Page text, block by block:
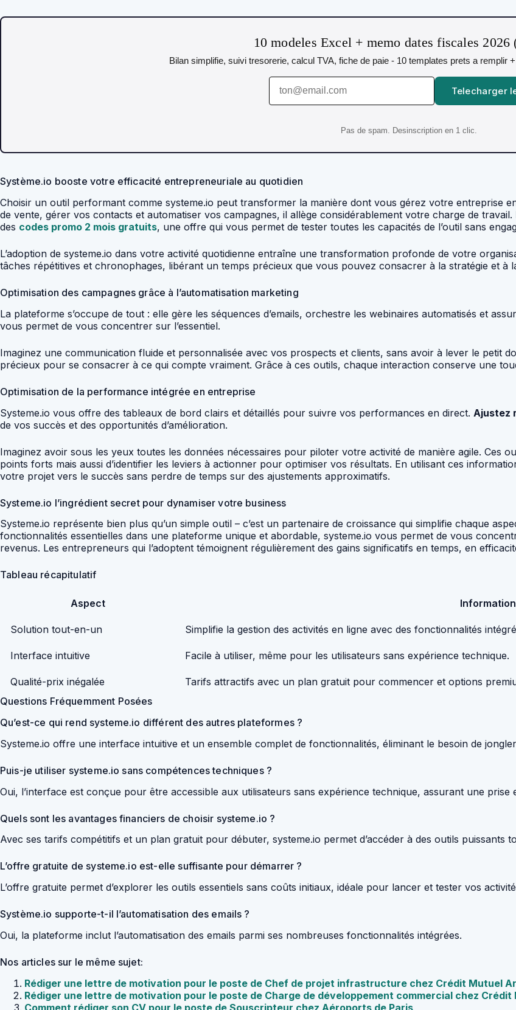
10 modeles Excel + memo dates fiscales 2026
Bilan simplifie, suivi tresorerie, calcul TVA, fiche de paie - 10 templates prets a remplir
Telecharger
Pas de spam. Desinscription en 1 clic.
Système.io booste votre efficacité entrepreneuriale au quotidien
Choisir un outil performant comme systeme.io peut transformer la manière dont vous gérez votre entreprise
de vente, gérer vos contacts et automatiser vos campagnes, il allège considérablement votre charge de
des codes promo 2 mois gratuits, une offre qui vous permet de tester toutes les capacités de l’outil sans
L’adoption de systeme.io dans votre activité quotidienne entraîne une transformation profonde de votre
tâches répétitives et chronophages, libérant un temps précieux que vous pouvez consacrer à la stratégie et à
Optimisation des campagnes grâce à l’automatisation marketing
La plateforme s’occupe de tout : elle gère les séquences d’emails, orchestre les webinaires automatisés et
vous permet de vous concentrer sur l’essentiel.
Imaginez une communication fluide et personnalisée avec vos prospects et clients, sans avoir à lever le petit
précieux pour se consacrer à ce qui compte vraiment. Grâce à ces outils, chaque interaction conserve une
Optimisation de la performance intégrée en entreprise
Systeme.io vous offre des tableaux de bord clairs et détaillés pour suivre vos performances en direct. Ajustez
de vos succès et des opportunités d’amélioration.
Imaginez avoir sous les yeux toutes les données nécessaires pour piloter votre activité de manière agile. Ces
points forts mais aussi d’identifier les leviers à actionner pour optimiser vos résultats. En utilisant ces
votre projet vers le succès sans perdre de temps sur des ajustements approximatifs.
Systeme.io l’ingrédient secret pour dynamiser votre business
Systeme.io représente bien plus qu’un simple outil – c’est un partenaire de croissance qui simplifie chaque
fonctionnalités essentielles dans une plateforme unique et abordable, systeme.io vous permet de vous
revenus. Les entrepreneurs qui l’adoptent témoignent régulièrement des gains significatifs en temps, en
Tableau récapitulatif
Aspect
Solution tout-en-un Simplifie la gestion des activités en ligne avec des fonctionnalités
Interface intuitive Facile à utiliser, même pour les utilisateurs sans expérience technique.
Qualité-prix inégalée
Tarifs attractifs avec un plan gratuit pour commencer et options
Questions Fréquemment Posées
Qu’est-ce qui rend systeme.io différent des autres plateformes ?
Systeme.io offre une interface intuitive et un ensemble complet de fonctionnalités, éliminant le besoin de
Puis-je utiliser systeme.io sans compétences techniques ?
Oui, l’interface est conçue pour être accessible aux utilisateurs sans expérience technique, assurant une prise
Quels sont les avantages financiers de choisir systeme.io ?
Avec ses tarifs compétitifs et un plan gratuit pour débuter, systeme.io permet d’accéder à des outils puissants
L’offre gratuite de systeme.io est-elle suffisante pour démarrer ?
L’offre gratuite permet d’explorer les outils essentiels sans coûts initiaux, idéale pour lancer et tester vos
Système.io supporte-t-il l’automatisation des emails ?
Oui, la plateforme inclut l’automatisation des emails parmi ses nombreuses fonctionnalités intégrées.
Nos articles sur le même sujet:
Rédiger une lettre de motivation pour le poste de Chef de projet infrastructure chez Crédit Mutuel
Rédiger une lettre de motivation pour le poste de Charge de développement commercial chez Crédit
Comment rédiger son CV pour le poste de Souscripteur chez Aéroports de Paris